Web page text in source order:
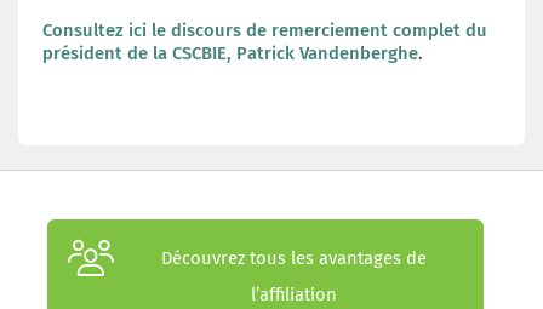
Consultez ici le discours de remerciement complet du
président de la CSCBIE, Patrick Vandenberghe.
Découvrez tous les avantages de
l’affiliation